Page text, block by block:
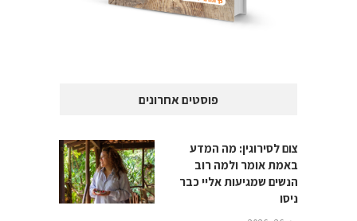
פוסטים אחרונים
צום לסירוגין: מה המדע
באמת אומר ולמה רוב
הנשים שמגיעות אליי כבר
ניסו